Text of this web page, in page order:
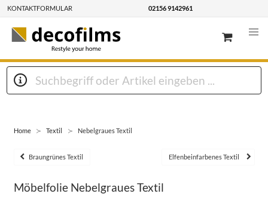
KONTAKTFORMULAR 02156 9142961
Home Textil Nebelgraues Textil
Braungrünes Textil Elfenbeinfarbenes Textil
Möbelfolie Nebelgraues Textil